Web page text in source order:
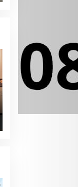
Berkeadilan di